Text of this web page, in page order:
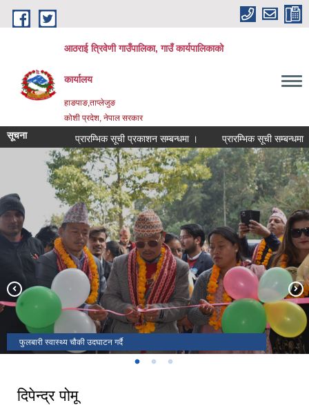
Skip to main content
आठराई त्रिवेणी गाउँपालिका, गाउँ कार्यपालिकाको
कार्यालय
हाङपाङ,ताप्लेजुङ
कोशी प्रदेश, नेपाल सरकार
सूचना प्रारम्भिक सूची प्रकाशन सम्बन्धमा । प्रारम्भिक सूची सम्बन्धमा ।
फुलबारी स्वास्थ्य चौकी उदघाटन गर्दै
राष्ट्रपति रनिङ शिल्ड
उदघाटन कार्यक्रममा जि.स.स प्रमुख सहित आठराई त्रिवेणी गाउँपालिका पदाधिकारी
दिपेन्द्र पोमू